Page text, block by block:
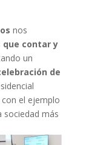
nos
contar y
un
de
el ejemplo
sociedad más